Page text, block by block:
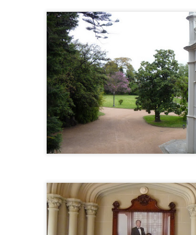
Cualquiera pensaría que los TEMPLOS
CONSERVADOS están en Grecia. Pues
PRECISAMENTE en PAESTUM. Y hasta
DENTRO !! ESPECTACULAR. Te cuento
Salerno.
.JUL
12
Tiene UN LEÓN en el
INCREÍBLE !
Tiene UN LEÓN en el JARDÍN DE LA
PENSÉ QUE ME TOMABA EL PELO
LEÓN EN LA CASA.
12
MISIL EXOCET SOBRE UNA
MONTEVIDEO !
MISIL EXOCET SOBRE UNA